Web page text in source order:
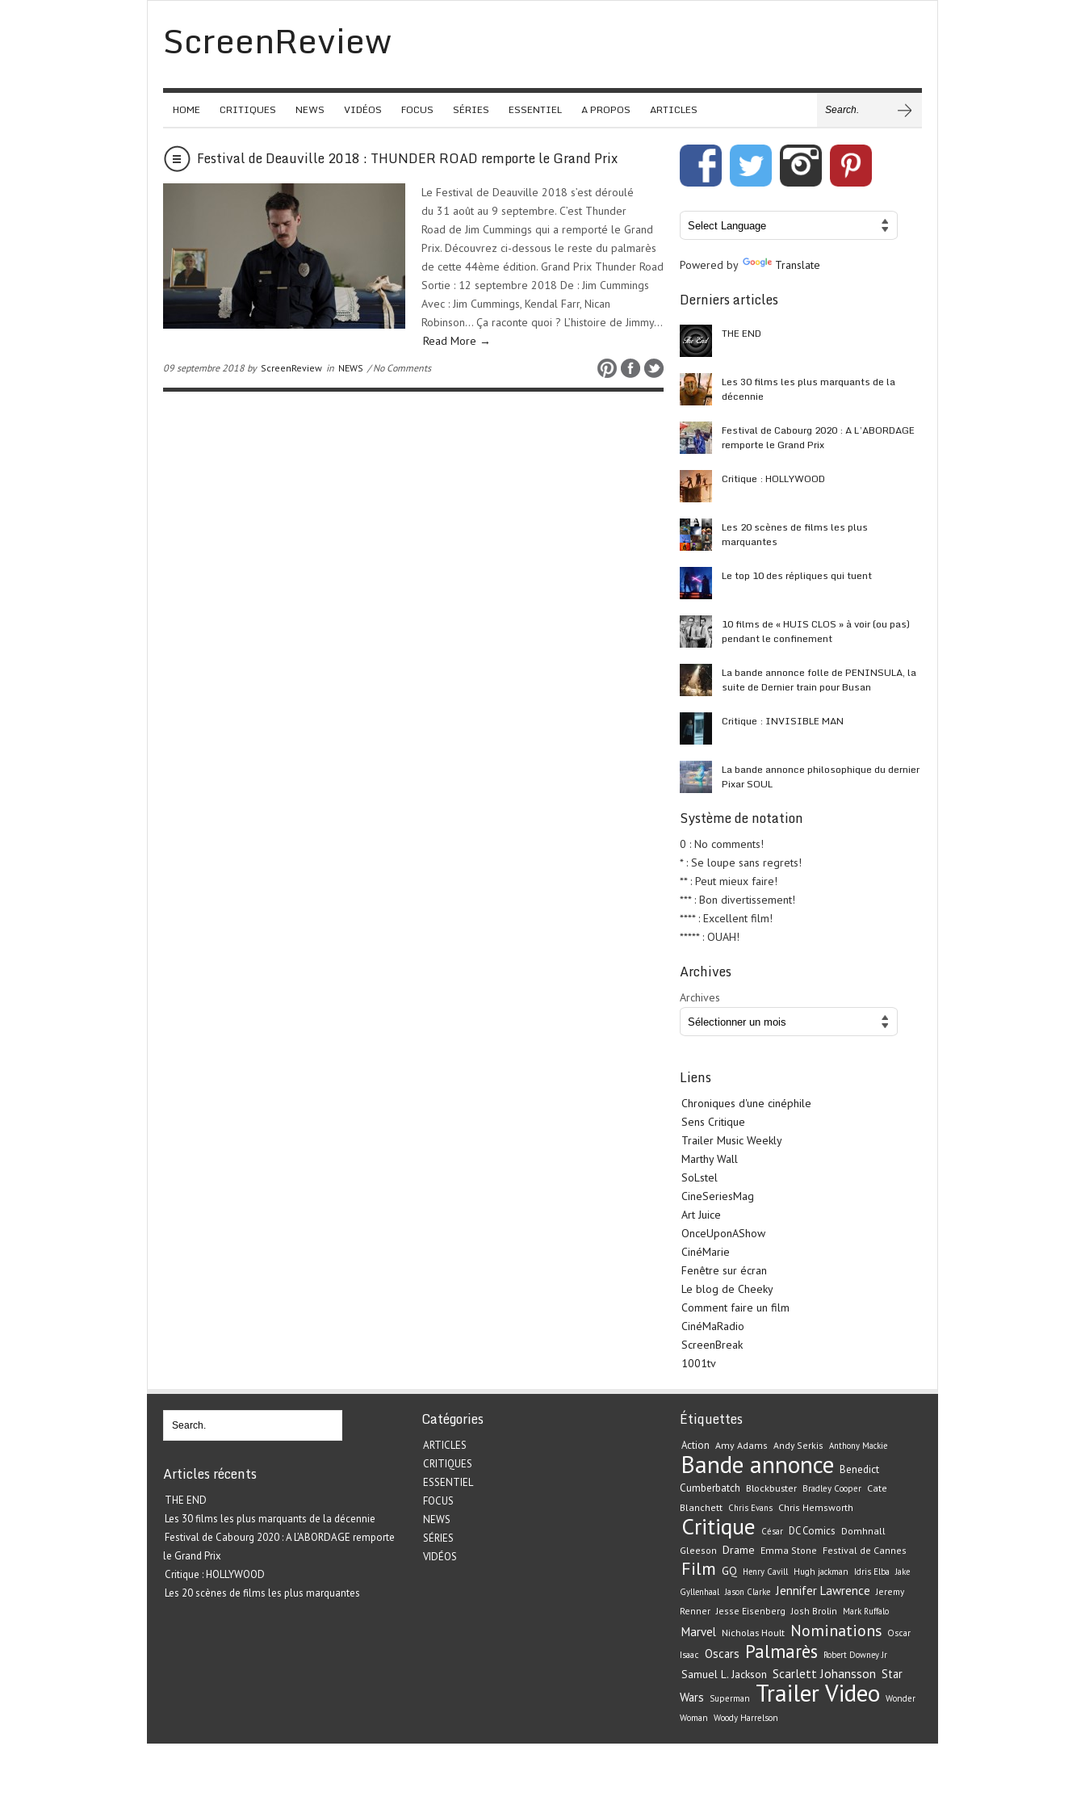
ScreenReview
HOME CRITIQUES NEWS VIDÉOS FOCUS SÉRIES ESSENTIEL A PROPOS ARTICLES
Festival de Deauville 2018 : THUNDER ROAD remporte le Grand Prix
Le Festival de Deauville 2018 s’est déroulé
du 31 août au 9 septembre. C’est Thunder
Road de Jim Cummings qui a remporté le Grand
Prix. Découvrez ci-dessous le reste du palmarès
de cette 44ème édition. Grand Prix Thunder Road
Sortie : 12 septembre 2018 De : Jim Cummings
Avec : Jim Cummings, Kendal Farr, Nican
Robinson… Ça raconte quoi ? L’histoire de Jimmy…
Read More →
09 septembre 2018 by ScreenReview in NEWS / No Comments
Powered by Translate
Derniers articles
THE END
Les 30 films les plus marquants de la
décennie
Festival de Cabourg 2020 : A L’ABORDAGE
remporte le Grand Prix
Critique : HOLLYWOOD
Les 20 scènes de films les plus
marquantes
Le top 10 des répliques qui tuent
10 films de « HUIS CLOS » à voir (ou pas)
pendant le confinement
La bande annonce folle de PENINSULA, la
suite de Dernier train pour Busan
Critique : INVISIBLE MAN
La bande annonce philosophique du dernier
Pixar SOUL
Système de notation
0 : No comments!
* : Se loupe sans regrets!
** : Peut mieux faire!
*** : Bon divertissement!
**** : Excellent film!
***** : OUAH!
Archives
Archives
Liens
Chroniques d'une cinéphile
Sens Critique
Trailer Music Weekly
Marthy Wall
SoLstel
CineSeriesMag
Art Juice
OnceUponAShow
CinéMarie
Fenêtre sur écran
Le blog de Cheeky
Comment faire un film
CinéMaRadio
ScreenBreak
1001tv
Articles récents
THE END
Les 30 films les plus marquants de la décennie
Festival de Cabourg 2020 : A L’ABORDAGE remporte
le Grand Prix
Critique : HOLLYWOOD
Les 20 scènes de films les plus marquantes
Catégories
ARTICLES
CRITIQUES
ESSENTIEL
FOCUS
NEWS
SÉRIES
VIDÉOS
Étiquettes
Action Amy Adams Andy Serkis Anthony Mackie
Bande annonce Benedict
Cumberbatch Blockbuster Bradley Cooper Cate
Blanchett Chris Evans Chris Hemsworth
Critique César DC Comics Domhnall
Gleeson Drame Emma Stone Festival de Cannes
Film GQ Henry Cavill Hugh jackman Idris Elba Jake
Gyllenhaal Jason Clarke Jennifer Lawrence Jeremy
Renner Jesse Eisenberg Josh Brolin Mark Ruffalo
Marvel Nicholas Hoult Nominations Oscar
Isaac Oscars Palmarès Robert Downey Jr
Samuel L. Jackson Scarlett Johansson Star
Wars
Superman TrailerVideo Wonder
Woman Woody Harrelson